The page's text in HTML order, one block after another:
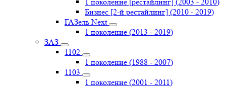
Бизнес [2-й рестайлинг] (2010 - 2019)
ГАЗель Next
1 поколение (2013 - 2019)
ЗАЗ
1102
1 поколение (1988 - 2007)
1103
1 поколение (2001 - 2011)